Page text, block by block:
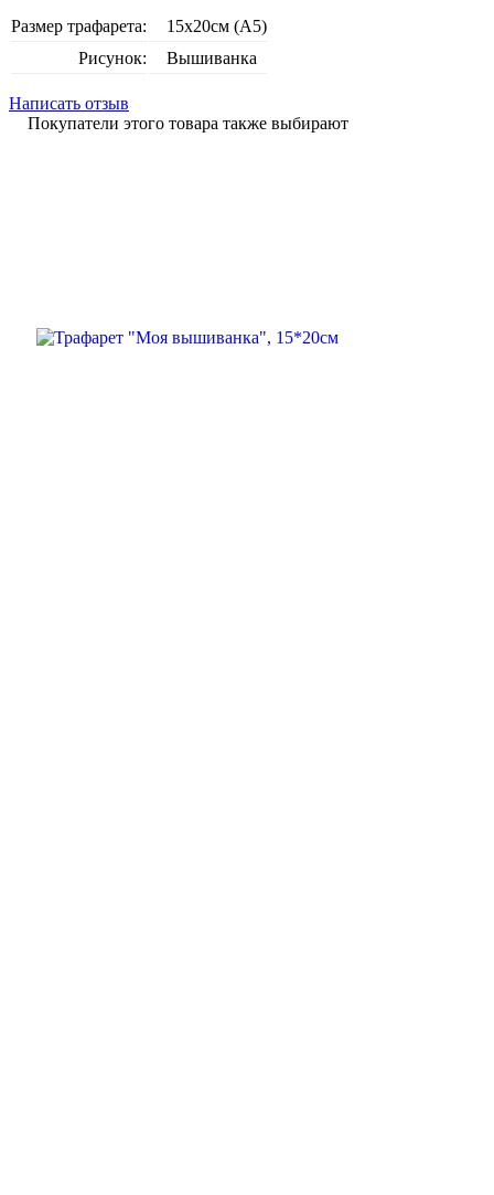
Размер трафарета:
15х20см (А5)
Рисунок:
Вышиванка
Написать отзыв
Покупатели этого товара также выбирают